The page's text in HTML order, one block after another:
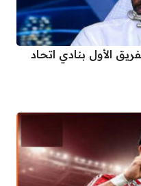
الأول بنادي اتحاد